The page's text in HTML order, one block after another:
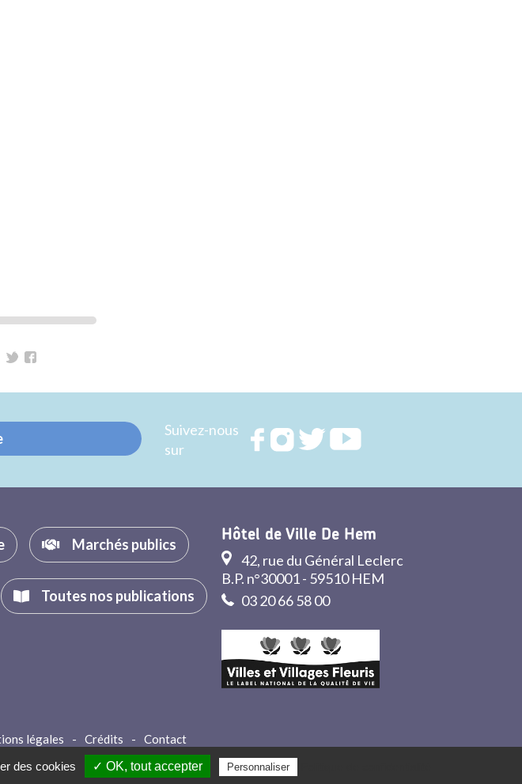
Twitter
Facebook
Suivez-nous
sur
RejoignezRejoignezRejoignez
Marchés publics
Toutes nos publications
Hôtel de Ville De Hem
42, rue du Général Leclerc
B.P. n°30001 - 59510 HEM
03 20 66 58 00
légales - Crédits - Contact
des cookies ✓ OK, tout accepter Personnaliser